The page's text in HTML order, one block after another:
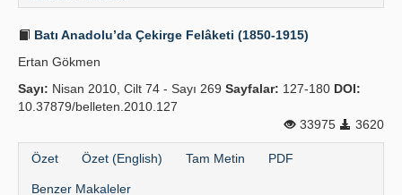
Batı Anadolu’da Çekirge Felâketi (1850-1915)
Ertan Gökmen
Sayı: Nisan 2010, Cilt 74 - Sayı 269 Sayfalar: 127-180 DOI:
10.37879/belleten.2010.127
33975
3620
Özet Özet (English) Tam Metin PDF
Benzer Makaleler